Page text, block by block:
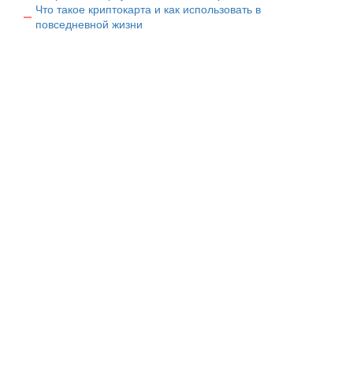
Что такое криптокарта и как использовать в
повседневной жизни